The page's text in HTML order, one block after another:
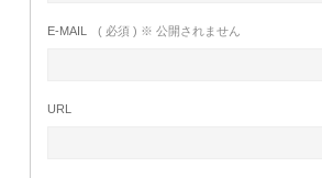
E-MAIL ( 必須 ) ※ 公開されません
URL